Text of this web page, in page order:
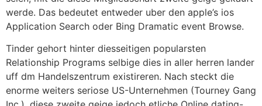
werde. Das bedeutet entweder uber den apple’s ios
Application Search oder Bing Dramatic event Browse.
Tinder gehort hinter diesseitigen popularsten
Relationship Programs selbige dies in aller herren lander
uff dm Handelszentrum existireren. Nach steckt die
enorme weiters seriose US-Unternehmen (Tourney Gang